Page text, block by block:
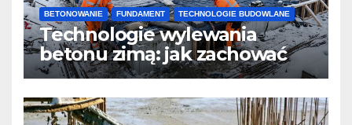
BETONOWANIE FUNDAMENT TECHNOLOGIE BUDOWLANE
Technologie wylewania
betonu zimą: jak zachować
jakość i przyspieszyć
twardnienie